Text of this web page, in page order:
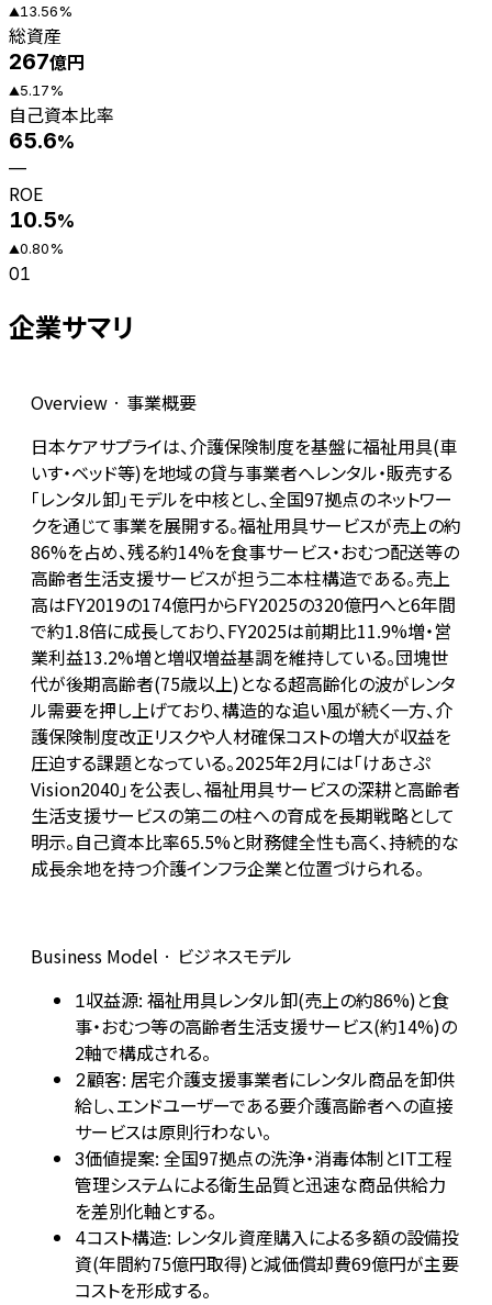
▲13.56%
総資産
267億円
▲5.17%
自己資本比率
65.6%
—
ROE
10.5%
▲0.80%
01
企業サマリ
Overview · 事業概要
日本ケアサプライは、介護保険制度を基盤に福祉用具(車
いす・ベッド等)を地域の貸与事業者へレンタル・販売する
「レンタル卸」モデルを中核とし、全国97拠点のネットワー
クを通じて事業を展開する。福祉用具サービスが売上の約
86%を占め、残る約14%を食事サービス・おむつ配送等の
高齢者生活支援サービスが担う二本柱構造である。売上
高はFY2019の174億円からFY2025の320億円へと6年間
で約1.8倍に成長しており、FY2025は前期比11.9%増・営
業利益13.2%増と増収増益基調を維持している。団塊世
代が後期高齢者(75歳以上)となる超高齢化の波がレンタ
ル需要を押し上げており、構造的な追い風が続く一方、介
護保険制度改正リスクや人材確保コストの増大が収益を
圧迫する課題となっている。2025年2月には「けあさぷ
Vision2040」を公表し、福祉用具サービスの深耕と高齢者
生活支援サービスの第二の柱への育成を長期戦略として
明示。自己資本比率65.5%と財務健全性も高く、持続的な
成長余地を持つ介護インフラ企業と位置づけられる。
Business Model · ビジネスモデル
1収益源: 福祉用具レンタル卸(売上の約86%)と食
事・おむつ等の高齢者生活支援サービス(約14%)の
2軸で構成される。
2顧客: 居宅介護支援事業者にレンタル商品を卸供
給し、エンドユーザーである要介護高齢者への直接
サービスは原則行わない。
3価値提案: 全国97拠点の洗浄・消毒体制とIT工程
管理システムによる衛生品質と迅速な商品供給力
を差別化軸とする。
4コスト構造: レンタル資産購入による多額の設備投
資(年間約75億円取得)と減価償却費69億円が主要
コストを形成する。